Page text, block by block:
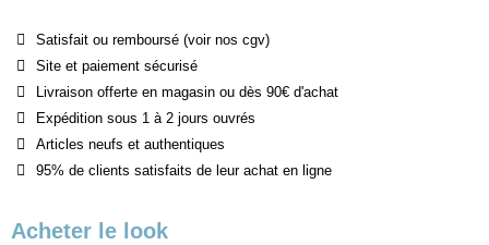
Satisfait ou remboursé (voir nos cgv)
Site et paiement sécurisé
Livraison offerte en magasin ou dès 90€ d'achat
Expédition sous 1 à 2 jours ouvrés
Articles neufs et authentiques
95% de clients satisfaits de leur achat en ligne
Acheter le look